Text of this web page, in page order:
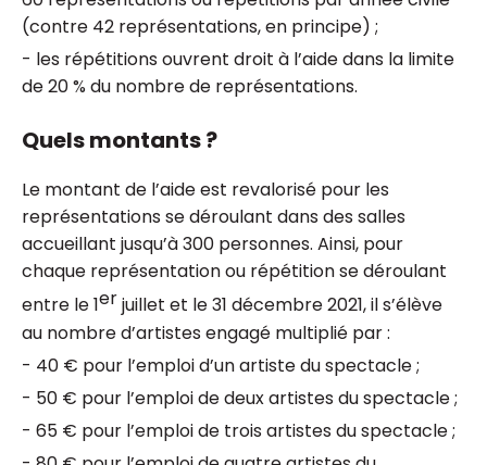
(contre 42 représentations, en principe) ;
- les répétitions ouvrent droit à l’aide dans la limite
de 20 % du nombre de représentations.
Quels montants ?
Le montant de l’aide est revalorisé pour les
représentations se déroulant dans des salles
accueillant jusqu’à 300 personnes. Ainsi, pour
chaque représentation ou répétition se déroulant
entre le 1erjuillet et le 31 décembre 2021, il s’élève
au nombre d’artistes engagé multiplié par :
- 40 € pour l’emploi d’un artiste du spectacle ;
- 50 € pour l’emploi de deux artistes du spectacle ;
- 65 € pour l’emploi de trois artistes du spectacle ;